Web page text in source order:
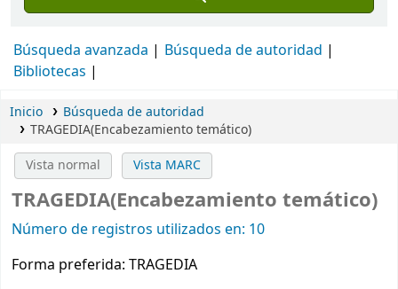
Búsqueda avanzada
Búsqueda de autoridad
Bibliotecas
Inicio
Búsqueda de autoridad
TRAGEDIA(Encabezamiento temático)
Vista normal Vista MARC
TRAGEDIA(Encabezamiento temático)
Número de registros utilizados en: 10
Forma preferida: TRAGEDIA